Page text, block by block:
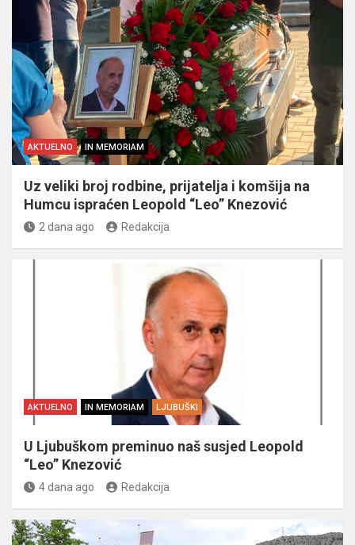
AKTUELNO IN MEMORIAM
Uz veliki broj rodbine, prijatelja i komšija na
Humcu ispraćen Leopold “Leo” Knezović
2 dana ago Redakcija
AKTUELNO IN MEMORIAM LJUBUŠKI
U Ljubuškom preminuo naš susjed Leopold
“Leo” Knezović
4 dana ago Redakcija